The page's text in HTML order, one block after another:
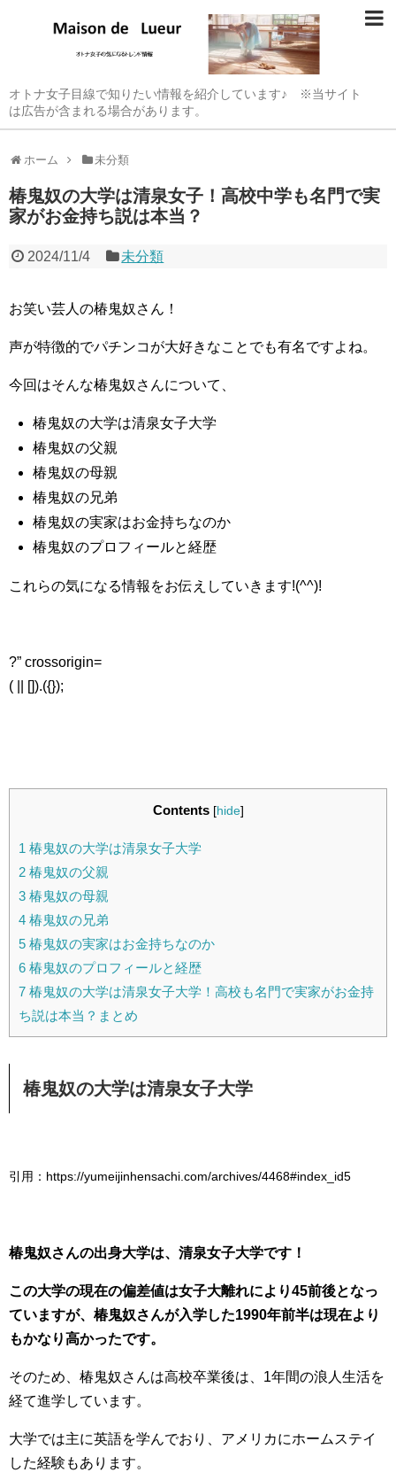
オトナ女子目線で知りたい情報を紹介しています♪ ※当サイト
は広告が含まれる場合があります。
ホーム 未分類
椿鬼奴の大学は清泉女子！高校中学も名門で実
家がお金持ち説は本当？
2024/11/4 未分類
お笑い芸人の椿鬼奴さん！
声が特徴的でパチンコが大好きなことでも有名ですよね。
今回はそんな椿鬼奴さんについて、
椿鬼奴の大学は清泉女子大学
椿鬼奴の父親
椿鬼奴の母親
椿鬼奴の兄弟
椿鬼奴の実家はお金持ちなのか
椿鬼奴のプロフィールと経歴
これらの気になる情報をお伝えしていきます!(^^)!
?” crossorigin=
( || []).({});
Contents [hide]
1 椿鬼奴の大学は清泉女子大学
2 椿鬼奴の父親
3 椿鬼奴の母親
4 椿鬼奴の兄弟
5 椿鬼奴の実家はお金持ちなのか
6 椿鬼奴のプロフィールと経歴
7 椿鬼奴の大学は清泉女子大学！高校も名門で実家がお金持
ち説は本当？まとめ
椿鬼奴の大学は清泉女子大学
引用：https://yumeijinhensachi.com/archives/4468#index_id5
椿鬼奴さんの出身大学は、清泉女子大学です！
この大学の現在の偏差値は女子大離れにより45前後となっ
ていますが、椿鬼奴さんが入学した1990年前半は現在より
もかなり高かったです。
そのため、椿鬼奴さんは高校卒業後は、1年間の浪人生活を
経て進学しています。
大学では主に英語を学んでおり、アメリカにホームステイ
した経験もあります。